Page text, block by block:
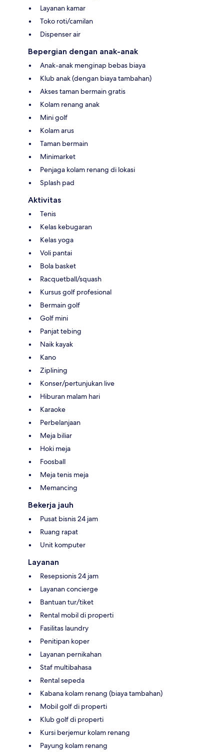
Layanan kamar
Toko roti/camilan
Dispenser air
Bepergian dengan anak-anak
Anak-anak menginap bebas biaya
Klub anak (dengan biaya tambahan)
Akses taman bermain gratis
Kolam renang anak
Mini golf
Kolam arus
Taman bermain
Minimarket
Penjaga kolam renang di lokasi
Splash pad
Aktivitas
Tenis
Kelas kebugaran
Kelas yoga
Voli pantai
Bola basket
Racquetball/squash
Kursus golf profesional
Bermain golf
Golf mini
Panjat tebing
Naik kayak
Kano
Ziplining
Konser/pertunjukan live
Hiburan malam hari
Karaoke
Perbelanjaan
Meja biliar
Hoki meja
Foosball
Meja tenis meja
Memancing
Bekerja jauh
Pusat bisnis 24 jam
Ruang rapat
Unit komputer
Layanan
Resepsionis 24 jam
Layanan concierge
Bantuan tur/tiket
Rental mobil di properti
Fasilitas laundry
Penitipan koper
Layanan pernikahan
Staf multibahasa
Rental sepeda
Kabana kolam renang (biaya tambahan)
Mobil golf di properti
Klub golf di properti
Kursi berjemur kolam renang
Payung kolam renang